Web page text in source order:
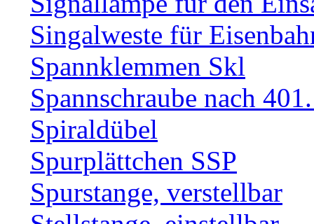
Singalweste für
Spannklemmen Skl
Spannschraube nach
Spiraldübel
Spurplättchen SSP
Spurstange, verstellbar